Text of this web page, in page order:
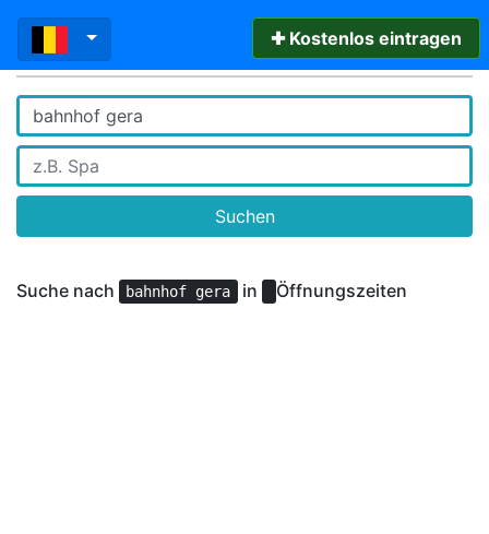
✚ Kostenlos eintragen
Suchen
Suche nach bahnhof gera in Öffnungszeiten